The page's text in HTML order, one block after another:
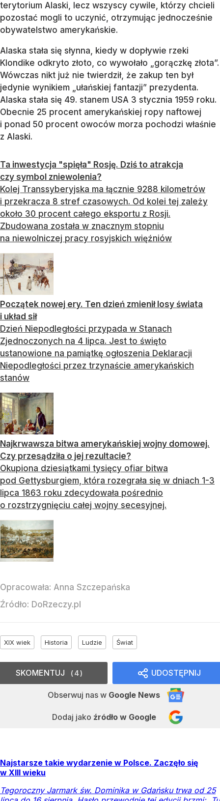
terytorium Alaski, lecz wszyscy cywile, którzy chcieli
pozostać mogli to uczynić, otrzymując jednocześnie
obywatelstwo amerykańskie.
Alaska stała się słynna, kiedy w dopływie rzeki
Klondike odkryto złoto, co wywołało „gorączkę złota”.
Wówczas nikt już nie twierdził, że zakup ten był
jedynie wynikiem „ułańskiej fantazji” prezydenta.
Alaska stała się 49. stanem USA 3 stycznia 1959 roku.
Obecnie 25 procent amerykańskiej ropy naftowej
i ponad 50 procent owoców morza pochodzi właśnie
z Alaski.
Ta inwestycja "spięła" Rosję. Dziś to atrakcja
czy symbol zniewolenia?
Kolej Transsyberyjska ma łącznie 9288 kilometrów
i przekracza 8 stref czasowych. Od kolei tej zależy
około 30 procent całego eksportu z Rosji.
Zbudowana została w znacznym stopniu
na niewolniczej pracy rosyjskich więźniów
Początek nowej ery. Ten dzień zmienił losy świata
i układ sił
Dzień Niepodległości przypada w Stanach
Zjednoczonych na 4 lipca. Jest to święto
ustanowione na pamiątkę ogłoszenia Deklaracji
Niepodległości przez trzynaście amerykańskich
stanów
Najkrwawsza bitwa amerykańskiej wojny domowej.
Czy przesądziła o jej rezultacie?
Okupiona dziesiątkami tysięcy ofiar bitwa
pod Gettysburgiem, która rozegrała się w dniach 1-3
lipca 1863 roku zdecydowała pośrednio
o rozstrzygnięciu całej wojny secesyjnej.
Opracowała: Anna Szczepańska
Źródło: DoRzeczy.pl
XIX wiek Historia Ludzie Świat
UDOSTĘPNIJ
Obserwuj nas w Google News
Dodaj jako źródło w Google
SKOMENTUJ 4
Najstarsze takie wydarzenie w Polsce. Zaczęło się
w XIII wieku
Tegoroczny Jarmark św. Dominika w Gdańsku trwa od 25